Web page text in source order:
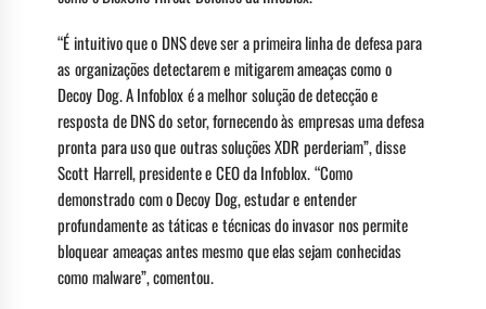
“É intuitivo que o DNS deve ser a primeira linha de defesa para
as organizações detectarem e mitigarem ameaças como o
Decoy Dog. A Infoblox é a melhor solução de detecção e
resposta de DNS do setor, fornecendo às empresas uma defesa
pronta para uso que outras soluções XDR perderiam”, disse
Scott Harrell, presidente e CEO da Infoblox. “Como
demonstrado com o Decoy Dog, estudar e entender
profundamente as táticas e técnicas do invasor nos permite
bloquear ameaças antes mesmo que elas sejam conhecidas
como malware”, comentou.